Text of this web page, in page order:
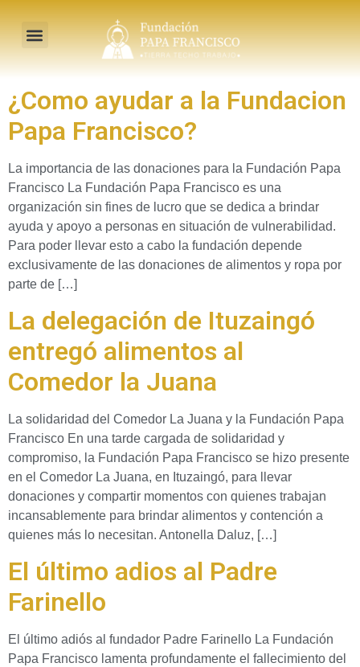
¿Como ayudar a la Fundacion
Papa Francisco?
La importancia de las donaciones para la Fundación Papa
Francisco La Fundación Papa Francisco es una
organización sin fines de lucro que se dedica a brindar
ayuda y apoyo a personas en situación de vulnerabilidad.
Para poder llevar esto a cabo la fundación depende
exclusivamente de las donaciones de alimentos y ropa por
parte de […]
La delegación de Ituzaingó
entregó alimentos al
Comedor la Juana
La solidaridad del Comedor La Juana y la Fundación Papa
Francisco En una tarde cargada de solidaridad y
compromiso, la Fundación Papa Francisco se hizo presente
en el Comedor La Juana, en Ituzaingó, para llevar
donaciones y compartir momentos con quienes trabajan
incansablemente para brindar alimentos y contención a
quienes más lo necesitan. Antonella Daluz, […]
El último adios al Padre
Farinello
El último adiós al fundador Padre Farinello La Fundación
Papa Francisco lamenta profundamente el fallecimiento del